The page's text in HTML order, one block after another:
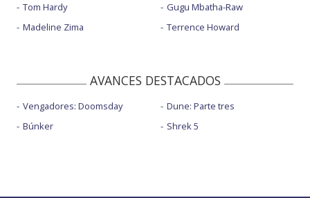
Tom Hardy
Madeline Zima
Gugu Mbatha-Raw
Terrence Howard
AVANCES DESTACADOS
Vengadores: Doomsday
Búnker
Dune: Parte tres
Shrek 5